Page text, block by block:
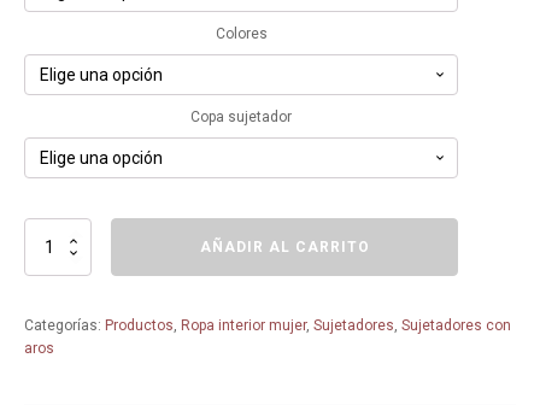
Colores
Copa sujetador
Sujetador
525
-
AÑADIR AL CARRITO
Categorías: Productos, Ropa interior mujer, Sujetadores, Sujetadores con
aros